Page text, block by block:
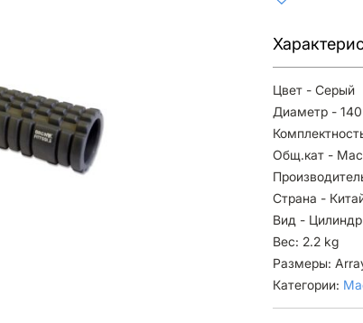
Цвет - Серый
Диаметр -
Общ.кат -
Страна -
Вид - Цилиндр
Вес: 2.2 kg
Размеры:
Категории: